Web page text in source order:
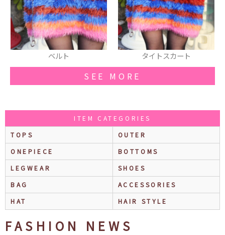
タイトスカート トップス
SEE MORE
ITEM CATEGORIES
TOPS
OUTER
ONEPIECE
BOTTOMS
LEGWEAR
SHOES
BAG
ACCESSORIES
HAT
HAIR STYLE
FASHION NEWS